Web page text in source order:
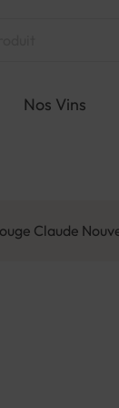
Nos Vins
Claude